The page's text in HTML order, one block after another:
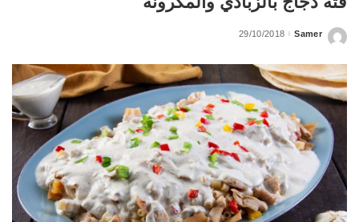
Posted
Samer
29/10/2018